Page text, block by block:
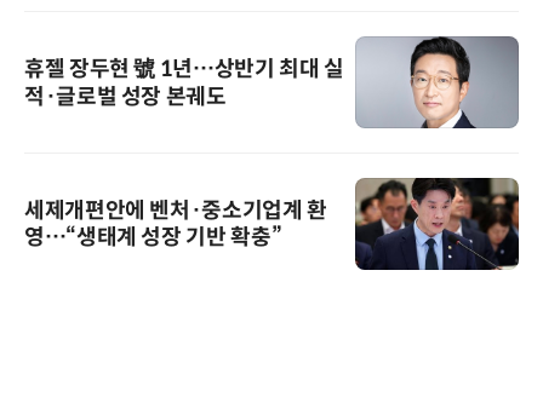
휴젤 장두현 號 1년…상반기 최대 실
적·글로벌 성장 본궤도
세제개편안에 벤처·중소기업계 환
영…“생태계 성장 기반 확충”